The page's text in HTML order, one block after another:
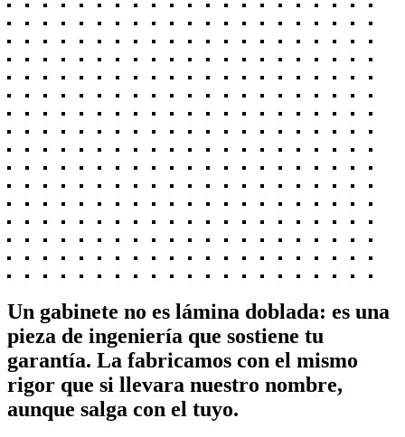
Un gabinete no es lámina doblada: es una
pieza de ingeniería que sostiene tu
garantía. La fabricamos con el mismo
rigor que si llevara nuestro nombre,
aunque salga con el tuyo.